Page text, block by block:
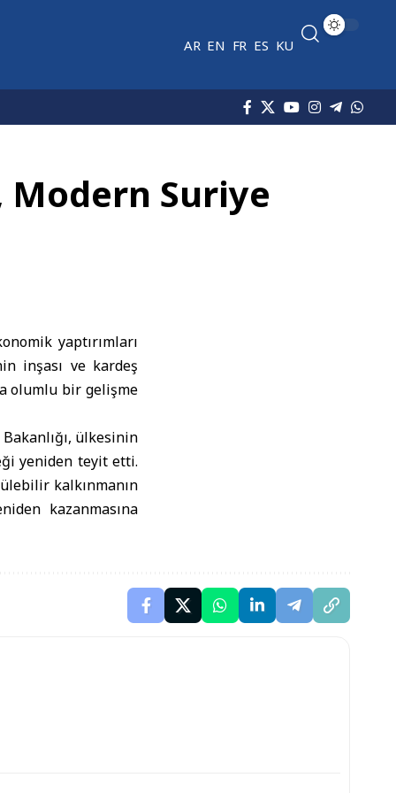
AR EN FR ES KU
Modern Suriye
yaptırımları
inşası ve kardeş
olumlu bir gelişme
ülkesinin
yeniden teyit etti.
kalkınmanın
kazanmasına